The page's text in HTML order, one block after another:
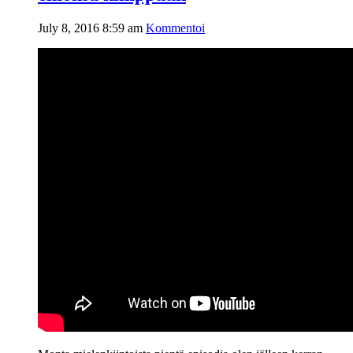
July 8, 2016 8:59 am Kommentoi